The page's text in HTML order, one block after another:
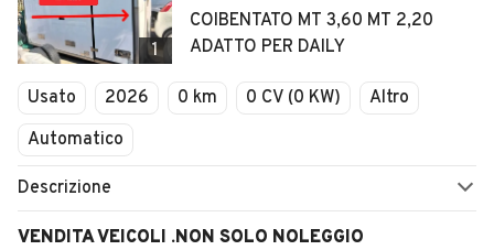
1
COIBENTATO MT 3,60 MT 2,20
ADATTO PER DAILY
Usato 2026 0 km 0 CV (0 KW)
Altro
Automatico
Descrizione
VENDITA VEICOLI .NON SOLO NOLEGGIO